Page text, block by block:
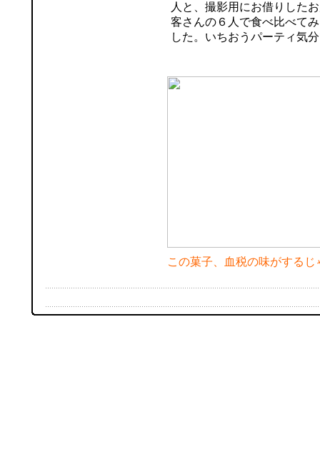
人と、撮影用にお借りした
客さんの６人で食べ比べて
した。いちおうパーティ気
この菓子、血税の味がするじ